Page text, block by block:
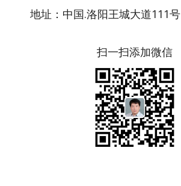
地址：中国.洛阳王城大道111号
扫一扫添加微信